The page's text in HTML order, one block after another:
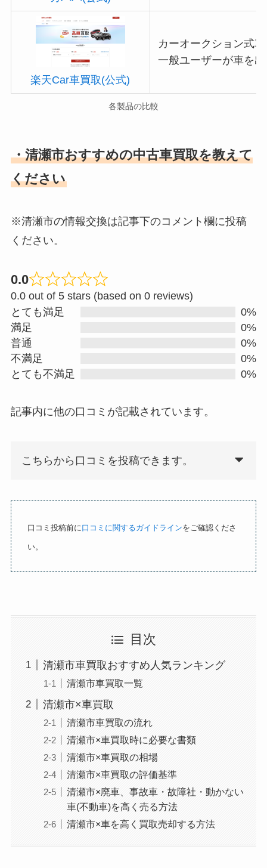
楽天Car車買取(公式)
カーオークション式
一般ユーザーが車を
各製品の比較
・清瀬市おすすめの中古車買取を教えて
ください
※清瀬市の情報交換は記事下のコメント欄に投稿
ください。
0.0
R
0
t
5
0.0 out of 5 stars (based on 0 reviews)
とても満足
0%
満足
0%
普通
0%
不満足
0%
とても不満足
0%
記事内に他の口コミが記載されています。
こちらから口コミを投稿できます。
口コミ投稿前に口コミに関するガイドラインをご確認くださ
い。
目次
清瀬市車買取おすすめ人気ランキング
清瀬市車買取一覧
清瀬市×車買取
清瀬市車買取の流れ
清瀬市×車買取時に必要な書類
清瀬市×車買取の相場
清瀬市×車買取の評価基準
清瀬市×廃車、事故車・故障社・動かない
車(不動車)を高く売る方法
清瀬市×車を高く買取売却する方法